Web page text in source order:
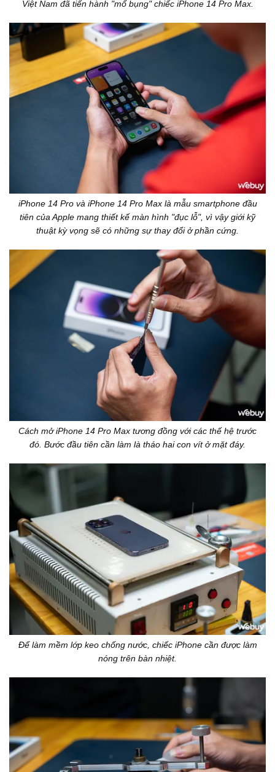
Việt Nam đã tiến hành "mổ bụng" chiếc iPhone 14 Pro Max.
iPhone 14 Pro và iPhone 14 Pro Max là mẫu smartphone đầu
tiên của Apple mang thiết kế màn hình "đục lỗ", vì vậy giới kỹ
thuật kỳ vọng sẽ có những sự thay đổi ở phần cứng.
Cách mở iPhone 14 Pro Max tương đồng với các thế hệ trước
đó. Bước đầu tiên cần làm là tháo hai con vít ở mặt đáy.
Để làm mềm lớp keo chống nước, chiếc iPhone cần được làm
nóng trên bàn nhiệt.